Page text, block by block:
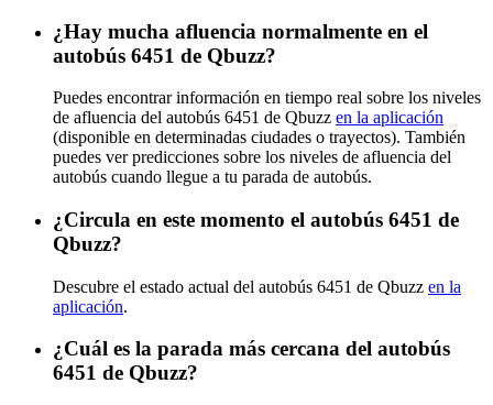
¿Hay mucha afluencia normalmente en el
autobús 6451 de Qbuzz?
Puedes encontrar información en tiempo real sobre los niveles
de afluencia del autobús 6451 de Qbuzz en la aplicación
(disponible en determinadas ciudades o trayectos). También
puedes ver predicciones sobre los niveles de afluencia del
autobús cuando llegue a tu parada de autobús.
¿Circula en este momento el autobús 6451 de
Qbuzz?
Descubre el estado actual del autobús 6451 de Qbuzz en la
aplicación.
¿Cuál es la parada más cercana del autobús
6451 de Qbuzz?